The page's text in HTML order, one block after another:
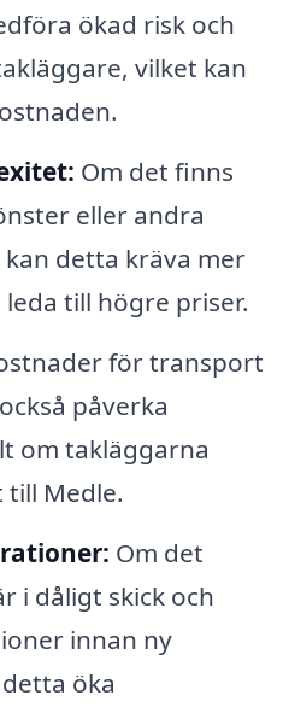
ökad risk och
vilket kan
Om det finns
eller andra
detta kräva mer
till högre priser.
för transport
påverka
om takläggarna
till Medle.
Om det
i dåligt skick och
innan ny
öka